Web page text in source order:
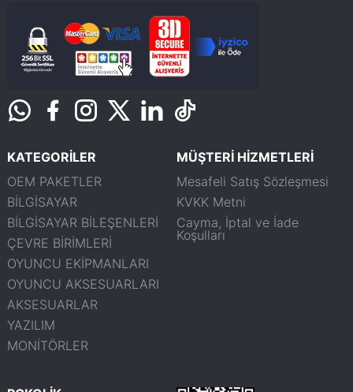
KATEGORİLER
OEM PAKETLER
BİLGİSAYAR
BİLGİSAYAR BİLEŞENLERİ
ÇEVRE BİRİMLERİ
OYUNCU EKİPMANLARI
OYUNCU AKSESUARLARI
AKSESUARLAR
YAZILIM
MONİTÖRLER
MÜŞTERİ HİZMETLERİ
Mesafeli Satış Sözleşmesi
KVKK Metni
Cayma, İptal ve İade
Koşulları